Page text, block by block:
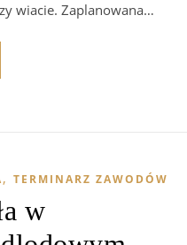
wiacie. Zaplanowana…
, TERMINARZ ZAWODÓW
w